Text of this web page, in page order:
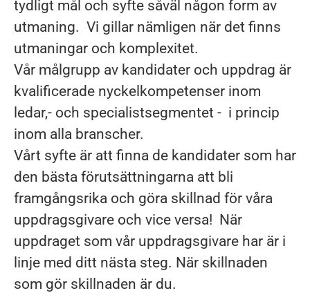
tydligt mål och syfte såväl någon form av
utmaning. Vi gillar nämligen när det finns
utmaningar och komplexitet.
Vår målgrupp av kandidater och uppdrag är
kvalificerade nyckelkompetenser inom
ledar,- och specialistsegmentet - i princip
inom alla branscher.
Vårt syfte är att finna de kandidater som har
den bästa förutsättningarna att bli
framgångsrika och göra skillnad för våra
uppdragsgivare och vice versa! När
uppdraget som vår uppdragsgivare har är i
linje med ditt nästa steg. När skillnaden
som gör skillnaden är du.